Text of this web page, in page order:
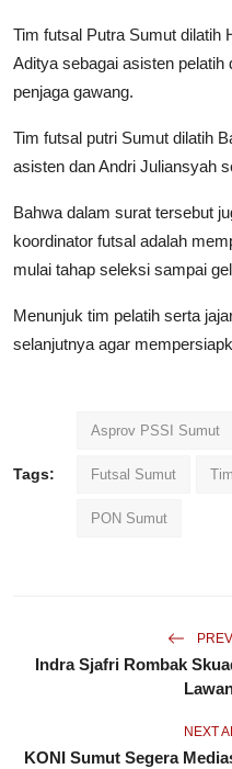
Tim futsal Putra Sumut dilatih
Aditya sebagai asisten pelatih
penjaga gawang.
Tim futsal putri Sumut dilatih
asisten dan Andri Juliansyah
Bahwa dalam surat tersebut
koordinator futsal adalah
mulai tahap seleksi sampai
Menunjuk tim pelatih serta
selanjutnya agar
Tags:
Asprov PSSI Sumut
Futsal Sumut
PON Sumut
Indra Sjafri Rombak
NEXT
KONI Sumut Segera